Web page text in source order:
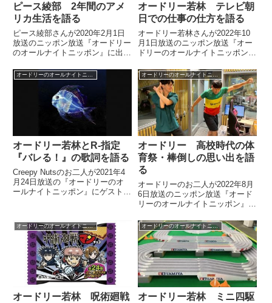
ピース綾部 2年間のアメ
リカ生活を語る
ピース綾部さんが2020年2月1日
放送のニッポン放送『オードリー
のオールナイトニッポン』に出
間のアメリカ生活を話していまし
た。【オードリーのオールナイト
ニッポン】お聴きいただきありが
とうございました。アメリカの...
オードリー若林 テレビ朝
日での仕事の仕方を語る
オードリー若林さんが2022年10
月1日放送のニッポン放送『オー
ドリーのオールナイトニッポン』
おるオードリー』についてトー
ク。若林さん流のテレビ朝日での
仕事の仕方などを話していまし
た。
オードリー若林とR-指定
『バレる！』の歌詞を語る
Creepy Nutsのお二人が2021年4
月24日放送の『オードリーのオ
ールナイトニッポン』にゲスト出
んが話していました。
オードリー 高校時代の体
育祭・棒倒しの思い出を語
る
オードリーのお二人が2022年8月
6日放送のニッポン放送『オード
リーのオールナイトニッポン』の
棒倒しについて、話していまし
た。
オードリーのオールナイトニッポン
オードリー若林 呪術廻戦
オードリーのオールナイトニッポン
オードリー若林 ミニ四駆